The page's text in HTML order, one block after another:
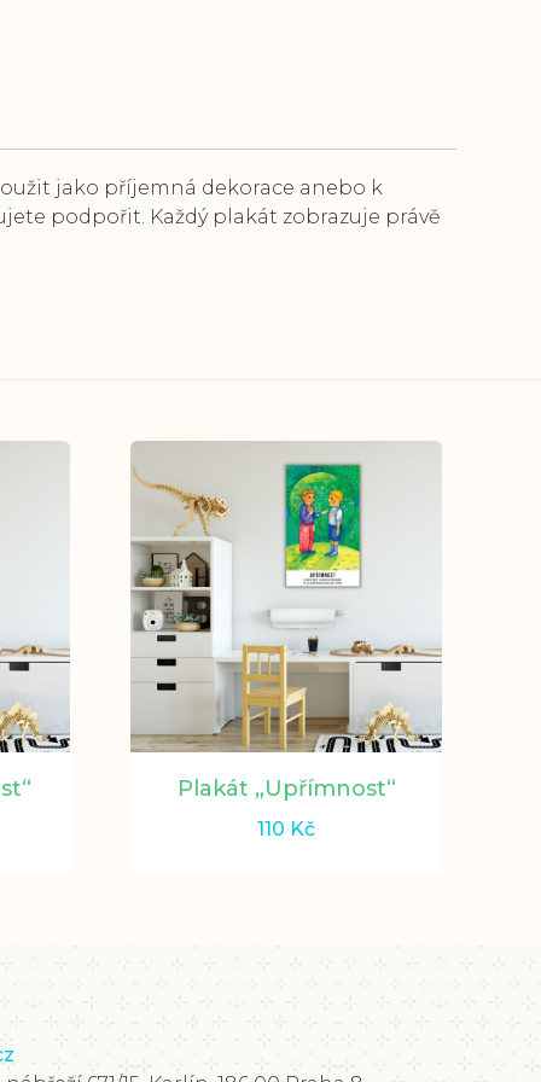
jako příjemná dekorace anebo k
podpořit. Každý plakát zobrazuje právě
Plakát „Upřímnost“
110 Kč